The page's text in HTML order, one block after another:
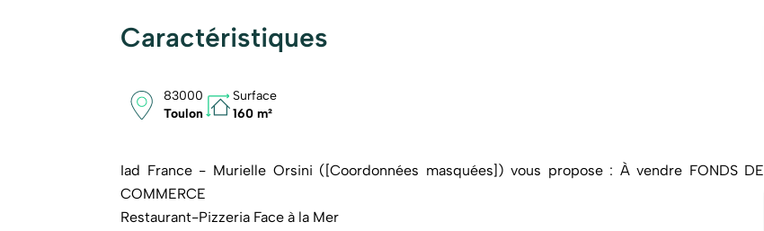
Caractéristiques
83000
Toulon
Surface
160 m²
Iad France - Murielle Orsini ([Coordonnées masquées]) vous propose : À vendre FONDS DE
COMMERCE
Restaurant-Pizzeria Face à la Mer